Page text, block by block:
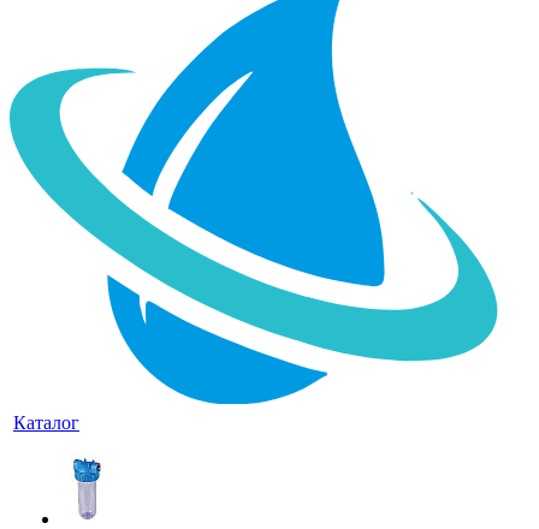
Каталог